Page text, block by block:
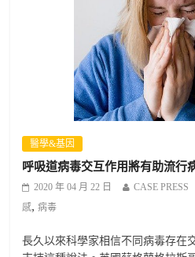
醫學&基因
呼吸道病毒交互作用將有助流行
2020 年 04 月 22 日 CASE PRESS
感,病毒
長久以來科學家相信不同病毒存在